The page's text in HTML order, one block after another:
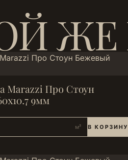
ЖЕ
Marazzi Про Стоун
9мм
м² В КОРЗИНУ